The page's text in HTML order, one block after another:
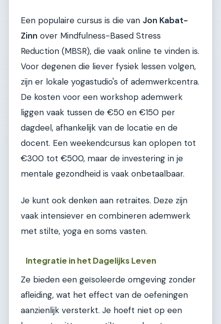
Een populaire cursus is die van Jon Kabat-
Zinn over Mindfulness-Based Stress
Reduction (MBSR), die vaak online te vinden is.
Voor degenen die liever fysiek lessen volgen,
zijn er lokale yogastudio's of ademwerkcentra.
De kosten voor een workshop ademwerk
liggen vaak tussen de €50 en €150 per
dagdeel, afhankelijk van de locatie en de
docent. Een weekendcursus kan oplopen tot
€300 tot €500, maar de investering in je
mentale gezondheid is vaak onbetaalbaar.
Je kunt ook denken aan retraites. Deze zijn
vaak intensiever en combineren ademwerk
met stilte, yoga en soms vasten.
Integratie in het Dagelijks Leven
Ze bieden een geïsoleerde omgeving zonder
afleiding, wat het effect van de oefeningen
aanzienlijk versterkt. Je hoeft niet op een